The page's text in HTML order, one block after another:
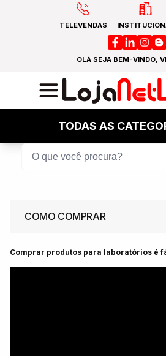
TELEVENDAS
OLÁ SEJA BEM-VINDO,
TODAS AS
COMO COMPRAR
Comprar produtos para laboratórios é